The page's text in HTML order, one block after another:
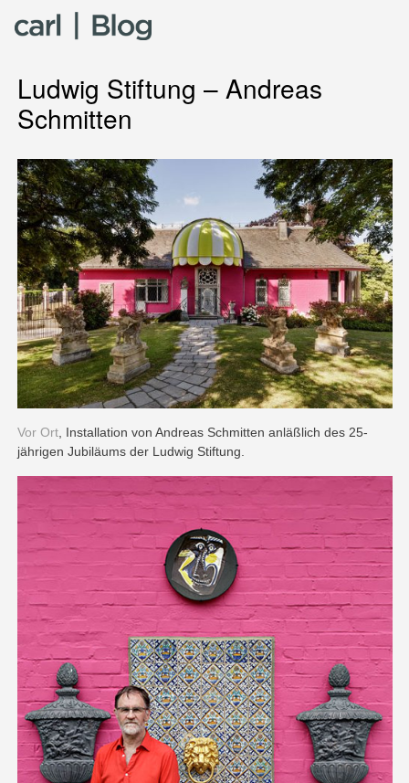
Skip to content
Ludwig Stiftung – Andreas
Schmitten
Vor Ort, Installation von Andreas Schmitten anläßlich des 25-
jährigen Jubiläums der Ludwig Stiftung.